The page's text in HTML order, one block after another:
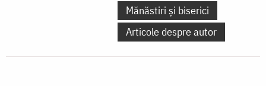
Mănăstiri și biserici
Articole despre autor